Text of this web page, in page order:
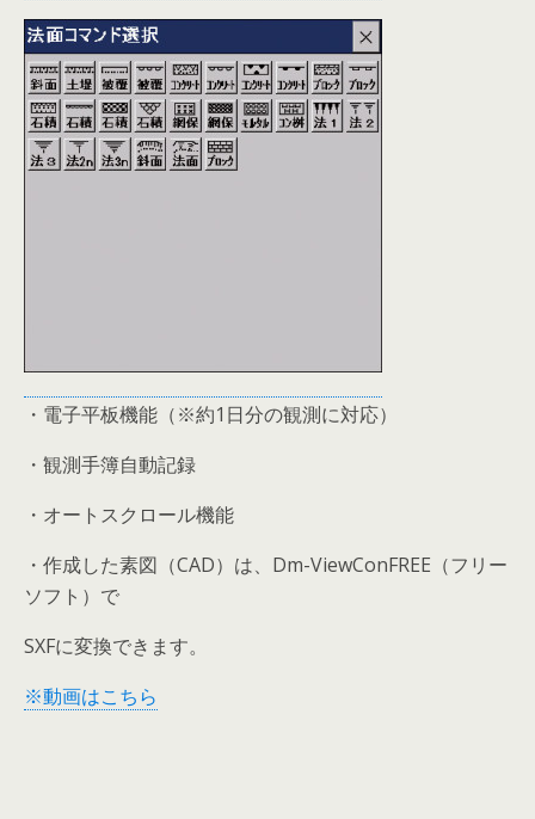
・電子平板機能（※約1日分の観測に対応）
・観測手簿自動記録
・オートスクロール機能
・作成した素図（CAD）は、Dm-ViewConFREE（フリー
ソフト）で
SXFに変換できます。
※動画はこちら